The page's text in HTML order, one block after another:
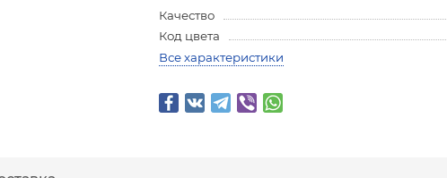
Качество
Код цвета
Все характеристики